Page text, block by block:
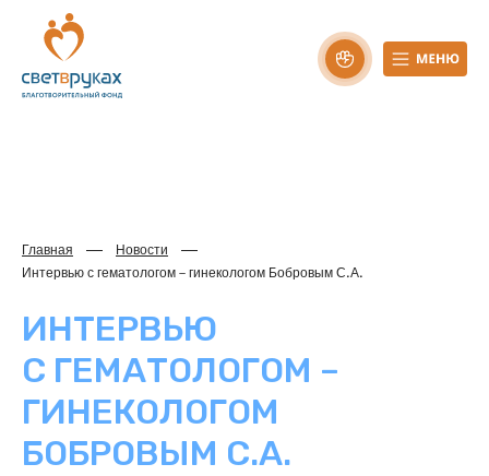
Главная
Новости
Интервью с гематологом – гинекологом Бобровым С.А.
ИНТЕРВЬЮ
С ГЕМАТОЛОГОМ –
ГИНЕКОЛОГОМ
БОБРОВЫМ С.А.